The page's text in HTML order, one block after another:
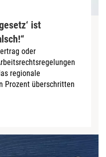
ist
oder
regionale
Prozent überschritten